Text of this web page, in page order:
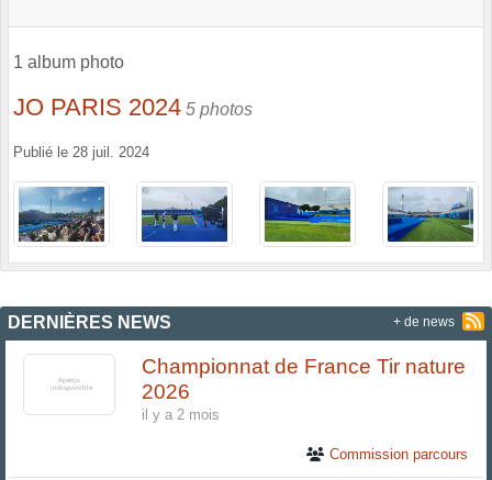
1 album photo
JO PARIS 2024 5 photos
Publié le 28 juil. 2024
DERNIÈRES NEWS
Championnat de France Tir nature
2026
il y a 2 mois
Commission parcours
+ de news